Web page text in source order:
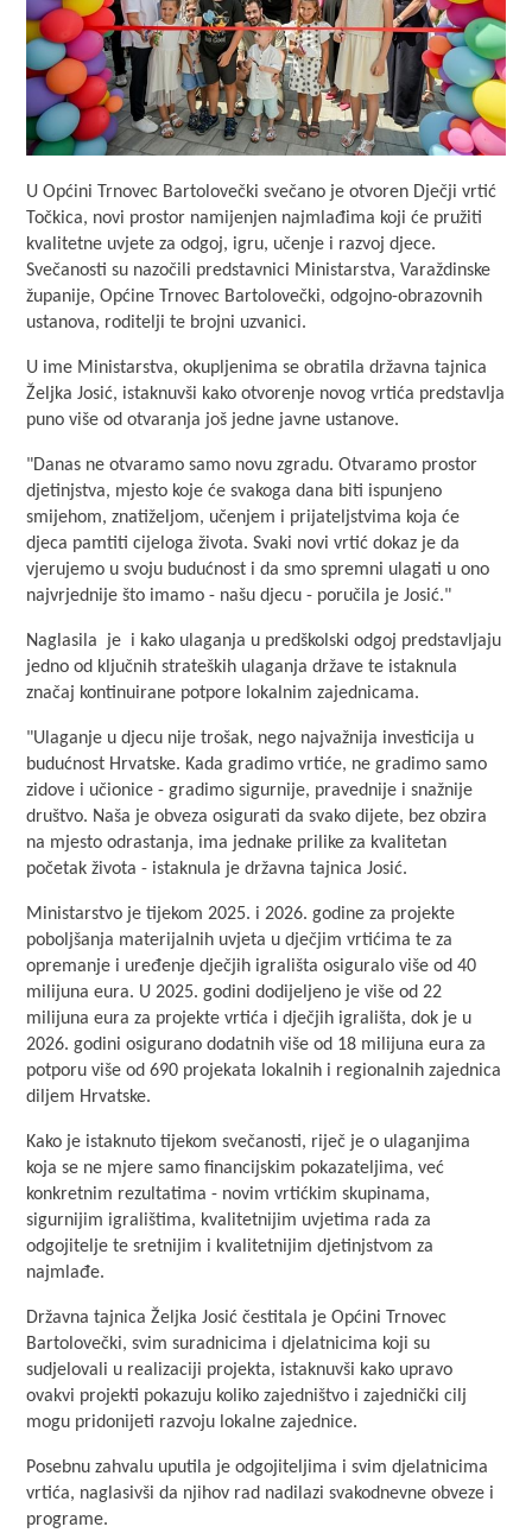
U Općini Trnovec Bartolovečki svečano je otvoren Dječji vrtić
Točkica, novi prostor namijenjen najmlađima koji će pružiti
kvalitetne uvjete za odgoj, igru, učenje i razvoj djece.
Svečanosti su nazočili predstavnici Ministarstva, Varaždinske
županije, Općine Trnovec Bartolovečki, odgojno-obrazovnih
ustanova, roditelji te brojni uzvanici.
U ime Ministarstva, okupljenima se obratila državna tajnica
Željka Josić, istaknuvši kako otvorenje novog vrtića predstavlja
puno više od otvaranja još jedne javne ustanove.
"Danas ne otvaramo samo novu zgradu. Otvaramo prostor
djetinjstva, mjesto koje će svakoga dana biti ispunjeno
smijehom, znatiželjom, učenjem i prijateljstvima koja će
djeca pamtiti cijeloga života. Svaki novi vrtić dokaz je da
vjerujemo u svoju budućnost i da smo spremni ulagati u ono
najvrjednije što imamo - našu djecu - poručila je Josić."
Naglasila je i kako ulaganja u predškolski odgoj predstavljaju
jedno od ključnih strateških ulaganja države te istaknula
značaj kontinuirane potpore lokalnim zajednicama.
"Ulaganje u djecu nije trošak, nego najvažnija investicija u
budućnost Hrvatske. Kada gradimo vrtiće, ne gradimo samo
zidove i učionice - gradimo sigurnije, pravednije i snažnije
društvo. Naša je obveza osigurati da svako dijete, bez obzira
na mjesto odrastanja, ima jednake prilike za kvalitetan
početak života - istaknula je državna tajnica Josić.
Ministarstvo je tijekom 2025. i 2026. godine za projekte
poboljšanja materijalnih uvjeta u dječjim vrtićima te za
opremanje i uređenje dječjih igrališta osiguralo više od 40
milijuna eura. U 2025. godini dodijeljeno je više od 22
milijuna eura za projekte vrtića i dječjih igrališta, dok je u
2026. godini osigurano dodatnih više od 18 milijuna eura za
potporu više od 690 projekata lokalnih i regionalnih zajednica
diljem Hrvatske.
Kako je istaknuto tijekom svečanosti, riječ je o ulaganjima
koja se ne mjere samo financijskim pokazateljima, već
konkretnim rezultatima - novim vrtićkim skupinama,
sigurnijim igralištima, kvalitetnijim uvjetima rada za
odgojitelje te sretnijim i kvalitetnijim djetinjstvom za
najmlađe.
Državna tajnica Željka Josić čestitala je Općini Trnovec
Bartolovečki, svim suradnicima i djelatnicima koji su
sudjelovali u realizaciji projekta, istaknuvši kako upravo
ovakvi projekti pokazuju koliko zajedništvo i zajednički cilj
mogu pridonijeti razvoju lokalne zajednice.
Posebnu zahvalu uputila je odgojiteljima i svim djelatnicima
vrtića, naglasivši da njihov rad nadilazi svakodnevne obveze i
programe.